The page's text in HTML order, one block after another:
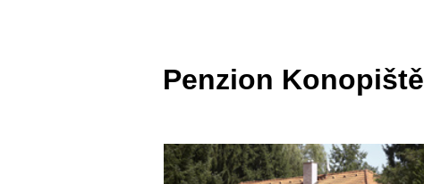
Penzion Konopiště